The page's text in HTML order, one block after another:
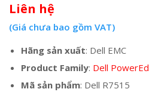
Liên hệ
(Giá chưa bao gồm VAT)
Hãng sản xuất: Dell EMC
Product Family: Dell
Mã sản phẩm: Dell R7515